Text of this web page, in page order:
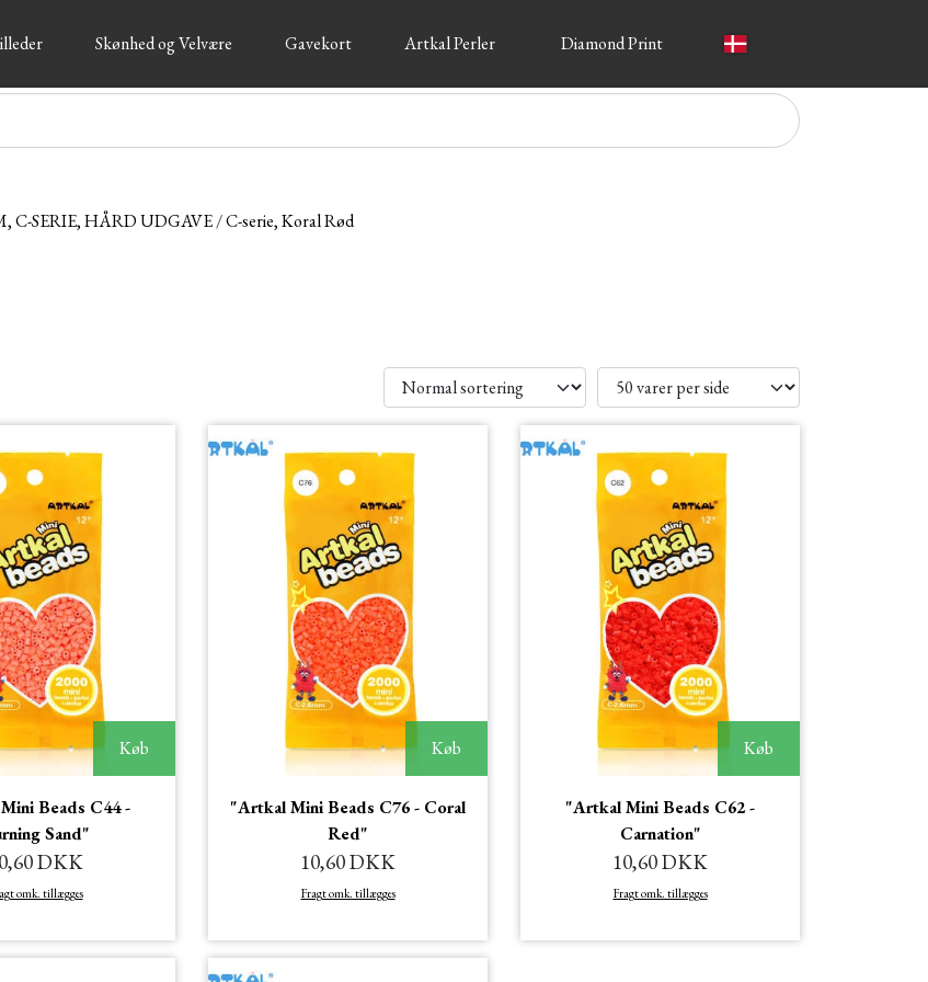
Skønhed og Velvære Gavekort Artkal Perler Diamond Print
C-SERIE, HÅRD UDGAVE C-serie, Koral Rød
Køb
Beads C44 -
Sand"
DKK
omk. tillægges
Køb
"Artkal Mini Beads C76 - Coral
Red"
10,60 DKK
Fragt omk. tillægges
Køb
"Artkal Mini Beads C62 -
Carnation"
10,60 DKK
Fragt omk. tillægges